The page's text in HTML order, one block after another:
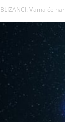
BLIZANCI: Vama će